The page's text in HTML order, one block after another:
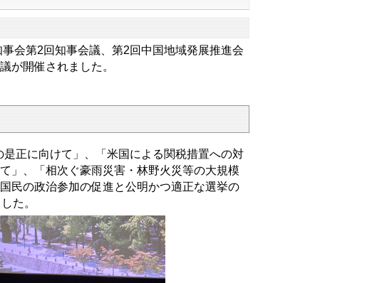
会第2回知事会議、第2回中国地域発展推進会
が開催されました。
正に向けて」、「米国による関税措置への対
」、「相次ぐ豪雨災害・林野火災等の大規模
民の政治参加の促進と公明かつ適正な選挙の
た。